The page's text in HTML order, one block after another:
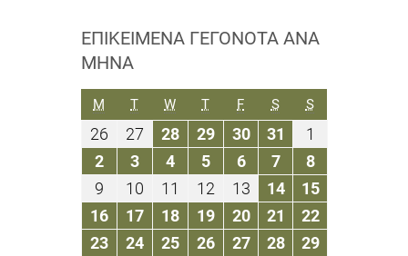
ΕΠΙΚΕΊΜΕΝΑ ΓΕΓΟΝΌΤΑ ΑΝΆ
ΜΉΝΑ
M ΔΕΥΤΈΡΑ
TΤΡΊΤΗ
WΤΕΤΆΡΤΗ
TΠΈΜΠΤΗ
FΠΑΡΑΣΚΕΥΉ
SΣΆΒΒΑΤΟ
SΚΥΡΙΑΚΉ
26
Αυγούστου
2019
27
Αυγούστου
2019
2828
Αυγούστου
2019
2929
Αυγούστου
2019
3030
Αυγούστου
2019
31
Αυγούστου
2019
1
2019
22
Σεπτεμβρίου
2019
33
Σεπτεμβρίου
2019
44
Σεπτεμβρίου
2019
55
Σεπτεμβρίου
2019
66
Σεπτεμβρίου
2019
77
Σεπτεμβρίου
2019
88
2019
9
Σεπτεμβρίου
2019
10
Σεπτεμβρίου
2019
11
Σεπτεμβρίου
2019
12
Σεπτεμβρίου
2019
1313
Σεπτεμβρίου
2019
1414
Σεπτεμβρίου
2019
1515
2019
1616
Σεπτεμβρίου
1717
Σεπτεμβρίου
1818
Σεπτεμβρίου
1919
Σεπτεμβρίου
2020
Σεπτεμβρίου
21 21
Σεπτεμβρίου
2222
2323 2424 2525 2626 272728282929